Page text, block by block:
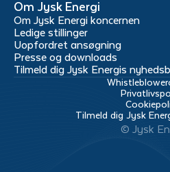
Om Jysk Energi
Om Jysk Energi koncernen
Ledige stillinger
Uopfordret ansøgning
Presse og downloads
Tilmeld dig Jysk Energis
© Jysk
Tilmeld dig Jysk